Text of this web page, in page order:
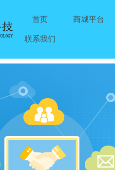
首页 商城平台
联系我们